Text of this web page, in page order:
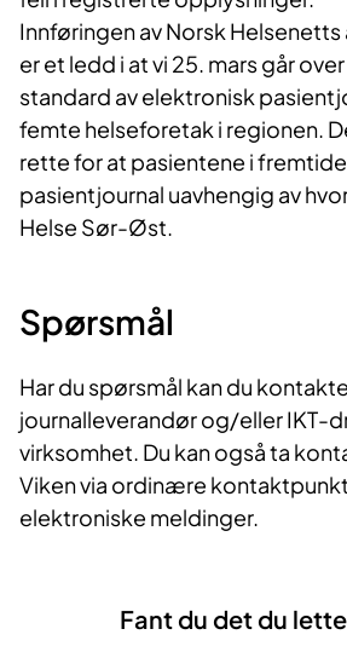
Innføringen av Norsk
er et ledd i at vi 25. mars går
standard av elektronisk
femte helseforetak i regionen.
rette for at pasientene i
pasientjournal uavhengig av
Helse Sør-Øst.
Spørsmål
Har du spørsmål kan du
journalleverandør og/eller IKT-
virksomhet. Du kan også ta
Viken via ordinære
elektroniske meldinger.
Fant du det du